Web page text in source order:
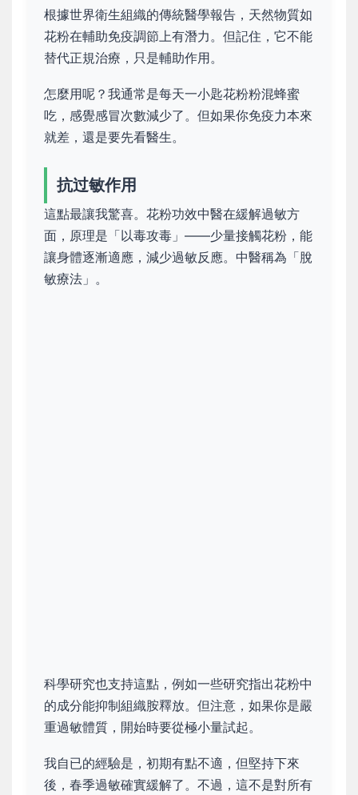
根據世界衛生組織的傳統醫學報告，天然物質如
花粉在輔助免疫調節上有潛力。但記住，它不能
替代正規治療，只是輔助作用。
怎麼用呢？我通常是每天一小匙花粉粉混蜂蜜
吃，感覺感冒次數減少了。但如果你免疫力本來
就差，還是要先看醫生。
抗过敏作用
這點最讓我驚喜。花粉功效中醫在緩解過敏方
面，原理是「以毒攻毒」——少量接觸花粉，能
讓身體逐漸適應，減少過敏反應。中醫稱為「脫
敏療法」。
科學研究也支持這點，例如一些研究指出花粉中
的成分能抑制組織胺釋放。但注意，如果你是嚴
重過敏體質，開始時要從極小量試起。
我自已的經驗是，初期有點不適，但堅持下來
後，春季過敏確實緩解了。不過，這不是對所有